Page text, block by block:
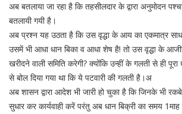
अब बतलाया जा रहा है कि तहसीलदार के द्वारा अनुमोदन
बतलायी गयी है।
अब प्रश्न यह उठता है कि उस वृद्धा के आय का एकमात्र
उसमें भी आधा धान बिका व आधा शेष है! तो उस वृद्धा के
खरीदने वाली समिति करेगी? क्योंकि उन्हीं के गलती से ही
से बोल दिया गया था कि ये पटवारी की गलती है।अ
अब शासन द्वारा आदेश भी जारी हो चुका है कि जिनके भी
सुधार कर कार्यवाही करें परंतु अब धान बिक्री का समय